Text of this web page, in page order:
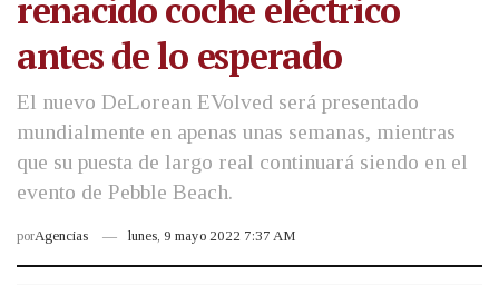
renacido coche eléctrico
antes de lo esperado
El nuevo DeLorean EVolved será presentado
mundialmente en apenas unas semanas, mientras
que su puesta de largo real continuará siendo en el
evento de Pebble Beach.
porAgencias lunes, 9 mayo 2022 7:37 AM